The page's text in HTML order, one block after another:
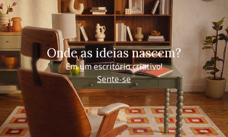
Onde as ideias nascem?
Em um escritório criativo!
Sente-se